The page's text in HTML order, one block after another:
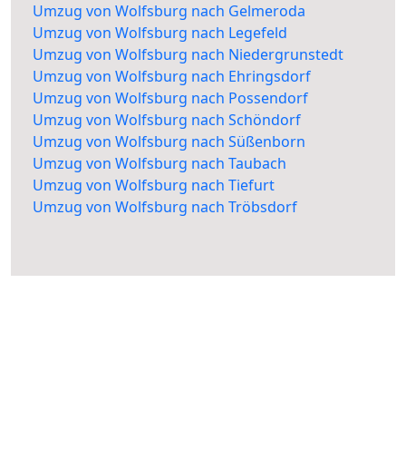
Umzug von Wolfsburg nach Gelmeroda
Umzug von Wolfsburg nach Legefeld
Umzug von Wolfsburg nach Niedergrunstedt
Umzug von Wolfsburg nach Ehringsdorf
Umzug von Wolfsburg nach Possendorf
Umzug von Wolfsburg nach Schöndorf
Umzug von Wolfsburg nach Süßenborn
Umzug von Wolfsburg nach Taubach
Umzug von Wolfsburg nach Tiefurt
Umzug von Wolfsburg nach Tröbsdorf